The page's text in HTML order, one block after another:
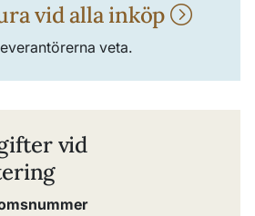
vid alla inköp
veta.
vid